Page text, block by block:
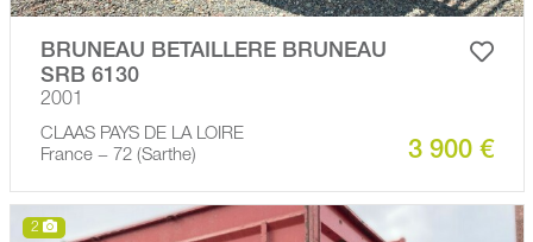
BRUNEAU BETAILLERE BRUNEAU
SRB 6130
2001
CLAAS PAYS DE LA LOIRE
France − 72 (Sarthe)
3 900 €
2